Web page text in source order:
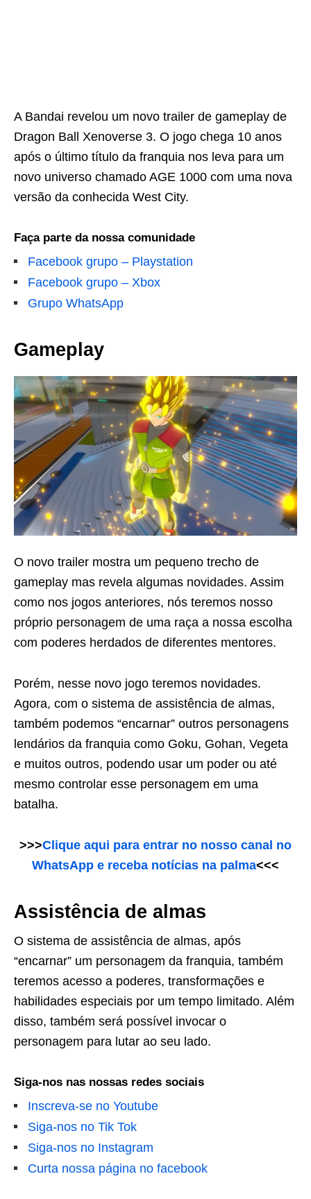
A Bandai revelou um novo trailer de gameplay de
Dragon Ball Xenoverse 3. O jogo chega 10 anos
após o último título da franquia nos leva para um
novo universo chamado AGE 1000 com uma nova
versão da conhecida West City.
Faça parte da nossa comunidade
Facebook grupo – Playstation
Facebook grupo – Xbox
Grupo WhatsApp
Gameplay
O novo trailer mostra um pequeno trecho de
gameplay mas revela algumas novidades. Assim
como nos jogos anteriores, nós teremos nosso
próprio personagem de uma raça a nossa escolha
com poderes herdados de diferentes mentores.
Porém, nesse novo jogo teremos novidades.
Agora, com o sistema de assistência de almas,
também podemos “encarnar” outros personagens
lendários da franquia como Goku, Gohan, Vegeta
e muitos outros, podendo usar um poder ou até
mesmo controlar esse personagem em uma
batalha.
>>>Clique aqui para entrar no nosso canal no
WhatsApp e receba notícias na palma<<<
Assistência de almas
O sistema de assistência de almas, após
“encarnar” um personagem da franquia, também
teremos acesso a poderes, transformações e
habilidades especiais por um tempo limitado. Além
disso, também será possível invocar o
personagem para lutar ao seu lado.
Siga-nos nas nossas redes sociais
Inscreva-se no Youtube
Siga-nos no Tik Tok
Siga-nos no Instagram
Curta nossa página no facebook